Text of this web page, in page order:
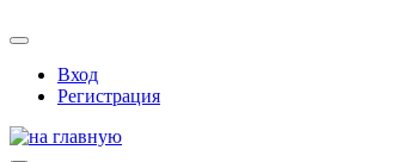
Вход
Регистрация